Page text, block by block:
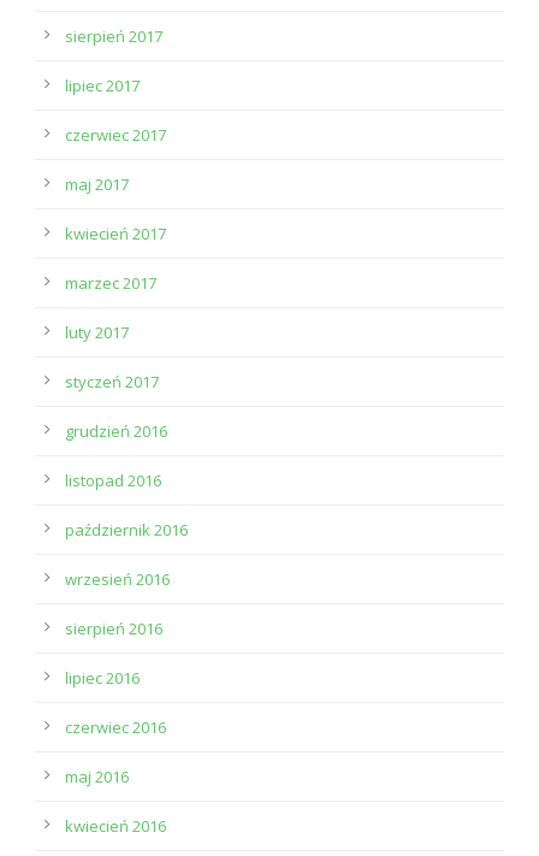
sierpień 2017
lipiec 2017
czerwiec 2017
maj 2017
kwiecień 2017
marzec 2017
luty 2017
styczeń 2017
grudzień 2016
listopad 2016
październik 2016
wrzesień 2016
sierpień 2016
lipiec 2016
czerwiec 2016
maj 2016
kwiecień 2016